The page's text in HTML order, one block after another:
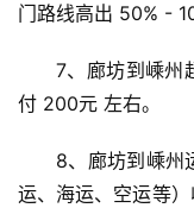
门路线高出 50% -
7、廊坊到嵊州
付 200元 左右。
8、廊坊到嵊州
运、海运、空运等